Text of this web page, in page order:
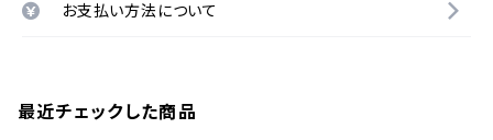
お支払い方法について
最近チェックした商品